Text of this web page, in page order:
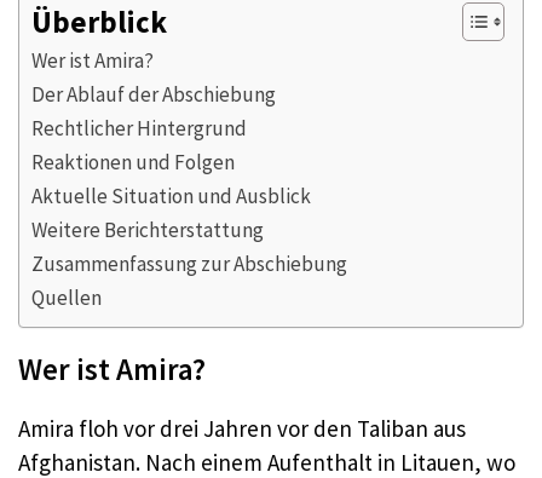
Überblick
Wer ist Amira?
Der Ablauf der Abschiebung
Rechtlicher Hintergrund
Reaktionen und Folgen
Aktuelle Situation und Ausblick
Weitere Berichterstattung
Zusammenfassung zur Abschiebung
Quellen
Wer ist Amira?
Amira floh vor drei Jahren vor den Taliban aus
Afghanistan. Nach einem Aufenthalt in Litauen, wo